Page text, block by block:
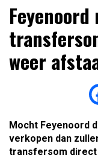
weer
Mocht Feyenoord
verkopen dan
transfersom